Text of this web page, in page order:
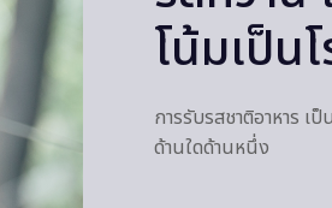
โน้มเป็น
การรับรสชาติอาหาร
ด้านใดด้านหนึ่ง